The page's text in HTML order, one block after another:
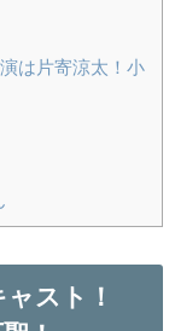
は片寄涼太！小
スト！